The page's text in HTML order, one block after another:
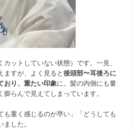
ットしていない状態）です。一見、
ますが、よく見ると後頭部〜耳後ろに
おり、重たい印象に。髪の内側にも量
らんで見えてしまっています。
も重く感じるのが早い」「どうしても
した。